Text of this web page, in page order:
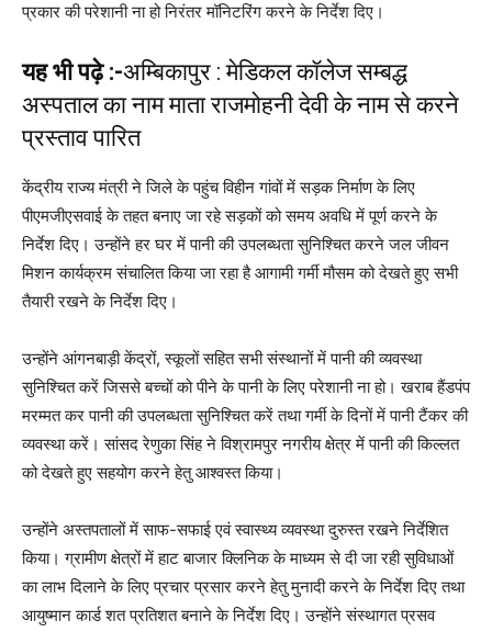
प्रकार की परेशानी ना हो निरंतर मॉनिटरिंग करने के निर्देश दिए।
यह भी पढ़े :-अम्बिकापुर : मेडिकल कॉलेज सम्बद्ध
अस्पताल का नाम माता राजमोहनी देवी के नाम से करने
प्रस्ताव पारित
केंद्रीय राज्य मंत्री ने जिले के पहुंच विहीन गांवों में सड़क निर्माण के लिए
पीएमजीएसवाई के तहत बनाए जा रहे सड़कों को समय अवधि में पूर्ण करने के
निर्देश दिए। उन्होंने हर घर में पानी की उपलब्धता सुनिश्चित करने जल जीवन
मिशन कार्यक्रम संचालित किया जा रहा है आगामी गर्मी मौसम को देखते हुए सभी
तैयारी रखने के निर्देश दिए।
उन्होंने आंगनबाड़ी केंद्रों, स्कूलों सहित सभी संस्थानों में पानी की व्यवस्था
सुनिश्चित करें जिससे बच्चों को पीने के पानी के लिए परेशानी ना हो। खराब हैंडपंप
मरम्मत कर पानी की उपलब्धता सुनिश्चित करें तथा गर्मी के दिनों में पानी टैंकर की
व्यवस्था करें। सांसद रेणुका सिंह ने विश्रामपुर नगरीय क्षेत्र में पानी की किल्लत
को देखते हुए सहयोग करने हेतु आश्वस्त किया।
उन्होंने अस्तपतालों में साफ-सफाई एवं स्वास्थ्य व्यवस्था दुरुस्त रखने निर्देशित
किया। ग्रामीण क्षेत्रों में हाट बाजार क्लिनिक के माध्यम से दी जा रही सुविधाओं
का लाभ दिलाने के लिए प्रचार प्रसार करने हेतु मुनादी करने के निर्देश दिए तथा
आयुष्मान कार्ड शत प्रतिशत बनाने के निर्देश दिए। उन्होंने संस्थागत प्रसव